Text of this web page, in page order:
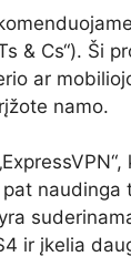
& Cs“). Ši
ar
namo.
naudinga
ir įkelia